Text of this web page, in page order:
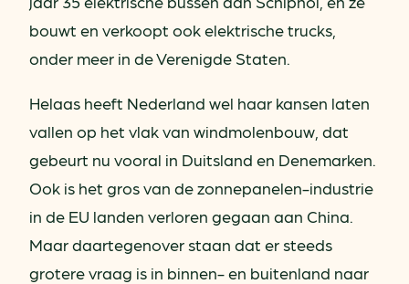
bouwt en verkoopt ook elektrische trucks,
onder meer in de Verenigde Staten.
Helaas heeft Nederland wel haar kansen laten
vallen op het vlak van windmolenbouw, dat
gebeurt nu vooral in Duitsland en Denemarken.
Ook is het gros van de zonnepanelen-industrie
in de EU landen verloren gegaan aan China.
Maar daartegenover staan dat er steeds
grotere vraag is in binnen- en buitenland naar